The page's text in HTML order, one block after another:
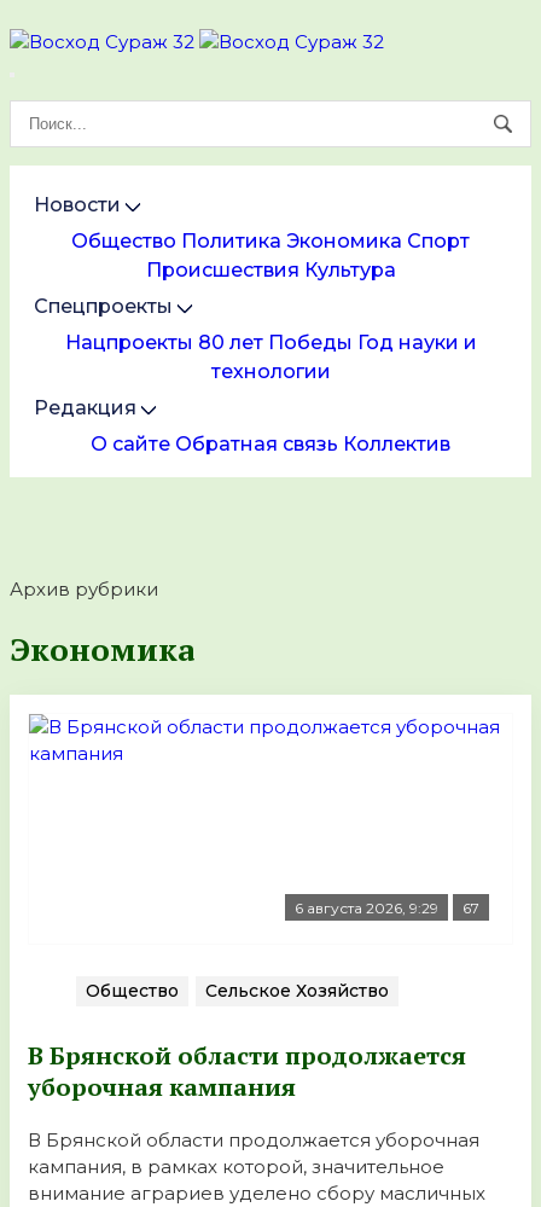
Новости
Общество Политика Экономика Спорт
Происшествия Культура
Спецпроекты
Нацпроекты 80 лет Победы Год науки и
технологии
Редакция
О сайте Обратная связь Коллектив
Архив рубрики
Экономика
6 августа 2026, 9:29 67
Общество Сельское Хозяйство
В Брянской области продолжается
уборочная кампания
В Брянской области продолжается уборочная
кампания, в рамках которой, значительное
внимание аграриев уделено сбору масличных